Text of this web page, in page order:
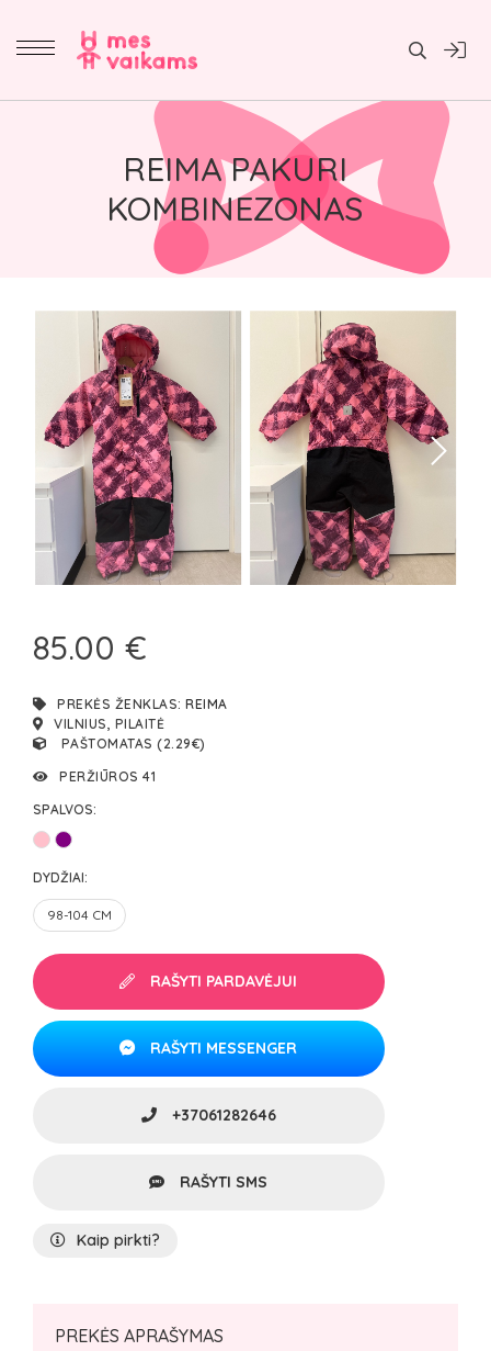
Daiktai
REIMA PAKURI
KOMBINEZONAS
85.00 €
PREKĖS ŽENKLAS:REIMA
VILNIUS, PILAITĖ
PAŠTOMATAS (2.29€)
PERŽIŪROS 41
SPALVOS:
DYDŽIAI:
98-104 CM
RAŠYTI PARDAVĖJUI
RAŠYTI MESSENGER
+37061282646
RAŠYTI SMS
Kaip pirkti?
PREKĖS APRAŠYMAS